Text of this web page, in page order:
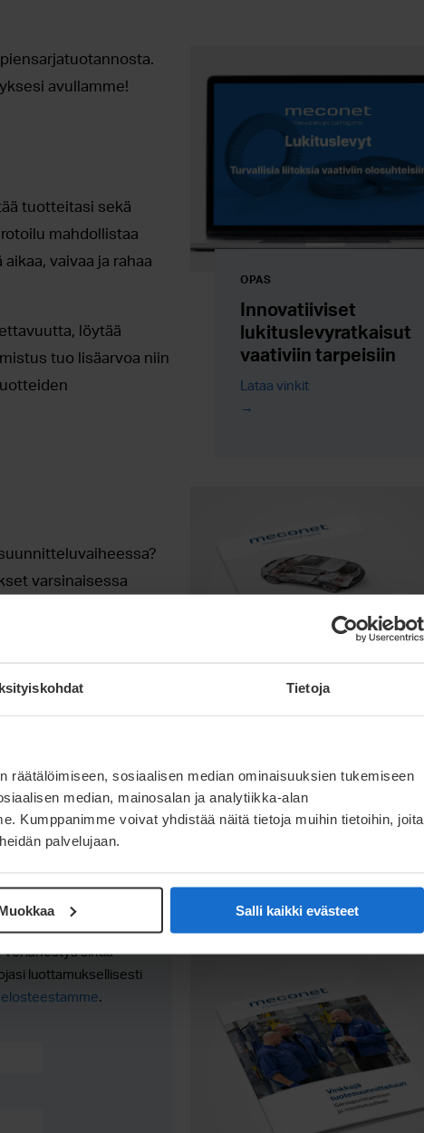
Tietoja
räätälöimiseen, sosiaalisen median ominaisuuksien tukemiseen
median, mainosalan ja analytiikka-alan
Kumppanimme voivat yhdistää näitä tietoja muihin tietoihin, joita
palvelujaan.
Salli kaikki evästeet
avullamme!
tuotteitasi sekä
mahdollistaa
vaivaa ja rahaa
löytää
tuo lisäarvoa niin
varsinaisessa
yhteistyön, sitä
ainevaihtoehtoja
alle
lähestyä sinua
luottamuksellisesti
.
OPAS
Innovatiiviset
lukituslevyratkaisut
vaativiin tarpeisiin
Lataa vinkit
OPAS
huomioon e-Mobility-
tuotteiden
suunnittelussa